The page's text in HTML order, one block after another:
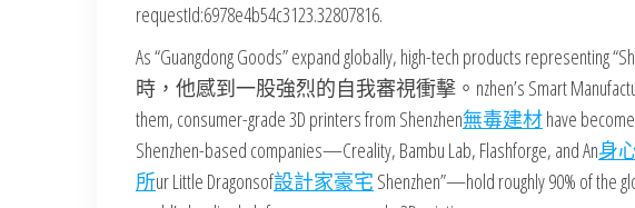
requestId:6978e4b54c3123.32807816.
As “Guangdong Goods” expand globally, high-tech products
時，他感到一股強烈的自我審視衝擊。nzhen’s Smart
them, consumer-grade 3D printers from Shenzhen無毒建材have
Shenzhen-based companies—Creality, Bambu Lab, Flashforge, and An身
所ur Little Dragonsof設計家豪宅 Shenzhen”—hold roughly 90% of the